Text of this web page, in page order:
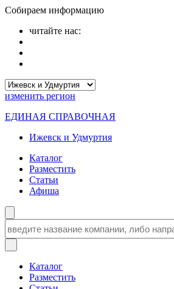
Собираем информацию
читайте нас:
изменить регион
ЕДИНАЯ СПРАВОЧНАЯ
Ижевск и Удмуртия
Каталог
Разместить
Статьи
Афиша
Каталог
Разместить